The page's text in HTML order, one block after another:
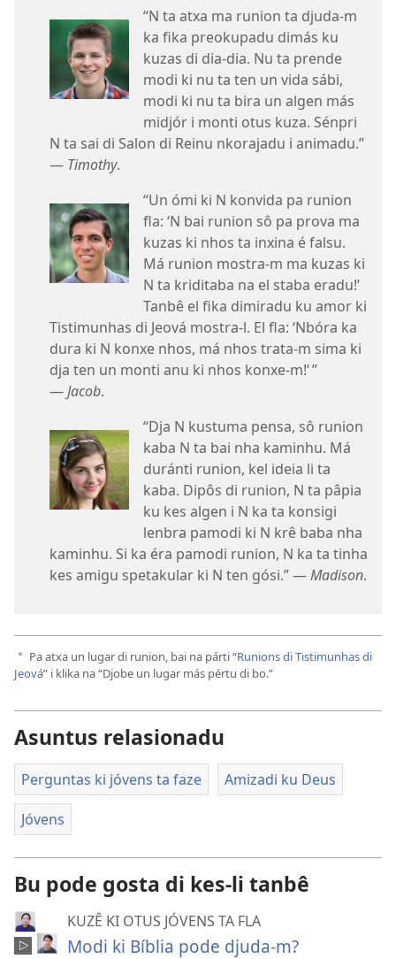
“N ta atxa ma runion ta djuda-m
ka fika preokupadu dimás ku
kuzas di dia-dia. Nu ta prende
modi ki nu ta ten un vida sábi,
modi ki nu ta bira un algen más
midjór i monti otus kuza. Sénpri
N ta sai di Salon di Reinu nkorajadu i animadu.”
— Timothy.
“Un ómi ki N konvida pa runion
fla: ‘N bai runion sô pa prova ma
kuzas ki nhos ta inxina é falsu.
Má runion mostra-m ma kuzas ki
N ta kriditaba na el staba eradu!’
Tanbê el fika dimiradu ku amor ki
Tistimunhas di Jeová mostra-l. El fla: ‘Nbóra ka
dura ki N konxe nhos, má nhos trata-m sima ki
dja ten un monti anu ki nhos konxe-m!’ ”
—Jacob.
“Dja N kustuma pensa, sô runion
kaba N ta bai nha kaminhu. Má
duránti runion, kel ideia li ta
kaba. Dipôs di runion, N ta pâpia
ku kes algen i N ka ta konsigi
lenbra pamodi ki N krê baba nha
kaminhu. Si ka éra pamodi runion, N ka ta tinha
kes amigu spetakular ki N ten gósi.” —Madison.
a Pa atxa un lugar di runion, bai na párti “Runions di Tistimunhas di
Jeová” i klika na “Djobe un lugar más pértu di bo.”
Asuntus relasionadu
Perguntas ki jóvens ta faze Amizadi ku Deus
Jóvens
Bu pode gosta di kes-li tanbê
KUZÊ KI OTUS JÓVENS TA FLA
Modi ki Bíblia pode djuda-m?